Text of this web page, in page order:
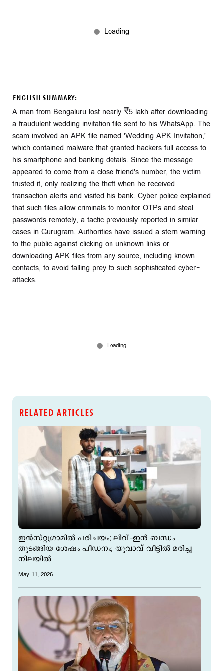
ENGLISH SUMMARY:
A man from Bengaluru lost nearly ₹5 lakh after downloading
a fraudulent wedding invitation file sent to his WhatsApp. The
scam involved an APK file named 'Wedding APK Invitation,'
which contained malware that granted hackers full access to
his smartphone and banking details. Since the message
appeared to come from a close friend's number, the victim
trusted it, only realizing the theft when he received
transaction alerts and visited his bank. Cyber police explained
that such files allow criminals to monitor OTPs and steal
passwords remotely, a tactic previously reported in similar
cases in Gurugram. Authorities have issued a stern warning
to the public against clicking on unknown links or
downloading APK files from any source, including known
contacts, to avoid falling prey to such sophisticated cyber-
attacks.
RELATED ARTICLES
ഇന്‍സ്റ്റഗ്രാമില്‍ പരിചയം; ലിവ്–ഇന്‍ ബന്ധം
തുടങ്ങിയ ശേഷം പീഡനം; യുവാവ് വീട്ടില്‍ മരിച്ച
നിലയില്‍
May 11, 2026